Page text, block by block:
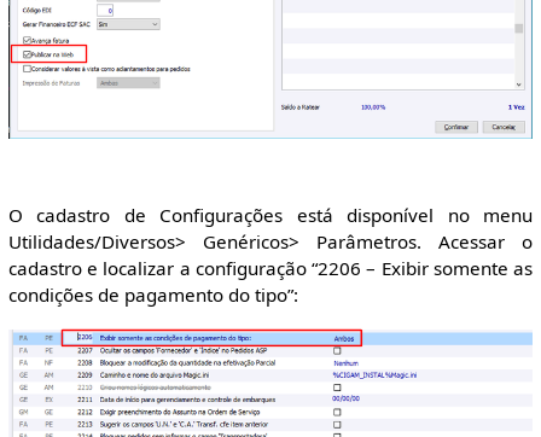
O cadastro de Configurações está disponível no menu
Utilidades/Diversos> Genéricos> Parâmetros. Acessar o
cadastro e localizar a configuração “2206 – Exibir somente as
condições de pagamento do tipo”: